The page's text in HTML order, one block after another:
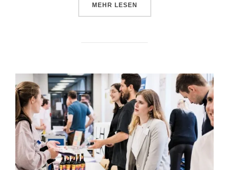
MEHR ÜBER „PRIHO ZU BESUCH BEI
LESEN